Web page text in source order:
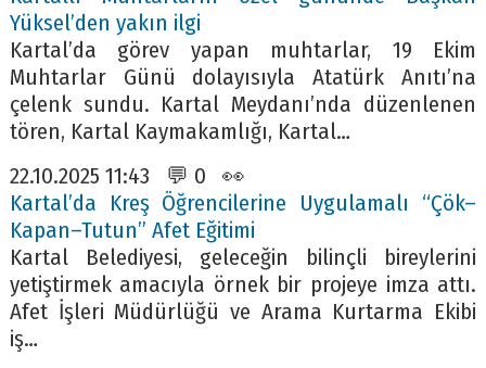
Yüksel’den yakın ilgi
Kartal’da görev yapan muhtarlar, 19 Ekim
Muhtarlar Günü dolayısıyla Atatürk Anıtı’na
çelenk sundu. Kartal Meydanı’nda düzenlenen
tören, Kartal Kaymakamlığı, Kartal…
22.10.2025 11:43 💬 0 👀
Kartal’da Kreş Öğrencilerine Uygulamalı “Çök–
Kapan–Tutun” Afet Eğitimi
Kartal Belediyesi, geleceğin bilinçli bireylerini
yetiştirmek amacıyla örnek bir projeye imza attı.
Afet İşleri Müdürlüğü ve Arama Kurtarma Ekibi
iş…